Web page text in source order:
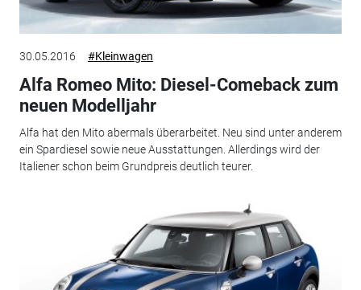
30.05.2016 #Kleinwagen
Alfa Romeo Mito: Diesel-Comeback zum
neuen Modelljahr
Alfa hat den Mito abermals überarbeitet. Neu sind unter anderem
ein Spardiesel sowie neue Ausstattungen. Allerdings wird der
Italiener schon beim Grundpreis deutlich teurer.